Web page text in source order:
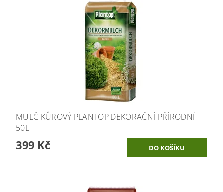
MULČ KŮROVÝ PLANTOP DEKORAČNÍ PŘÍRODNÍ
50L
399 Kč